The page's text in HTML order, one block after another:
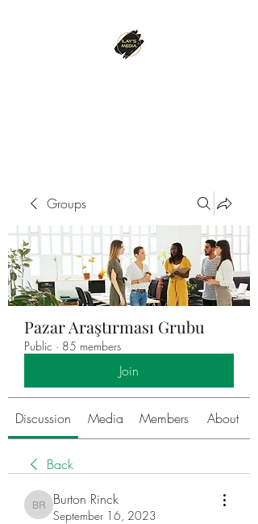
Groups
Pazar Araştırması Grubu
Public · 85 members
Join
Discussion Media Members About
Back
Burton Rinck
Burton Rinck
September 16, 2023